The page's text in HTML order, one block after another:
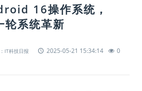
16操作系统，
系统革新
IT科技日报 2025-05-21 15:34:14 0